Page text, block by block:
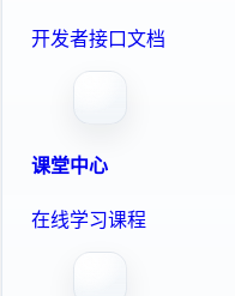
开发者接口文档
课堂中心
在线学习课程